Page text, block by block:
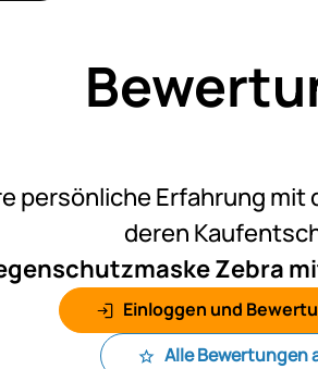
persönliche Erfahrung mit
deren
Zebra
Einloggen und
Alle Bewertungen